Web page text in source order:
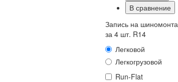
В сравнение
Запись на
за 4 шт. R14
Легковой
Легкогрузовой
Run-Flat